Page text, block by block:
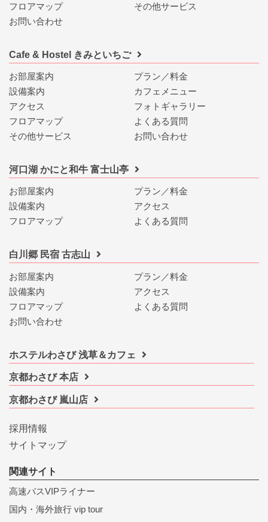
フロアマップ
その他サービス
お問い合わせ
Cafe & Hostel きみといちご
お部屋案内
プラン／料金
設備案内
カフェメニュー
アクセス
フォトギャラリー
フロアマップ
よくある質問
その他サービス
お問い合わせ
河口湖 かにと和牛 富士山亭
お部屋案内
プラン／料金
設備案内
アクセス
フロアマップ
よくある質問
白川郷 民宿 古志山
お部屋案内
プラン／料金
設備案内
アクセス
フロアマップ
よくある質問
お問い合わせ
ホステルわさび 浅草＆カフェ
京都わさび 本店
京都わさび 嵐山店
採用情報
サイトマップ
関連サイト
高速バスVIPライナー
国内・海外旅行 vip tour